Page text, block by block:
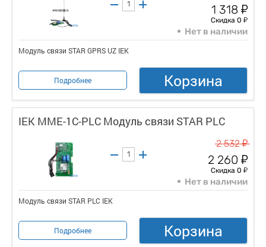
1 318 у
Скидка 0 у
Нет в наличии
Модуль связи STAR GPRS UZ IEK
Подробнее Корзина
IEK MME-1C-PLC Модуль связи STAR PLC
2 532у
2 260 у
Скидка 0 у
Нет в наличии
Модуль связи STAR PLC IEK
Подробнее Корзина